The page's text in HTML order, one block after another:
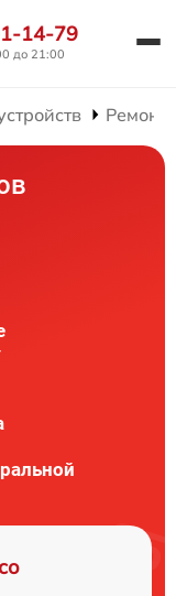
14-79
до 21:00
Ремонт